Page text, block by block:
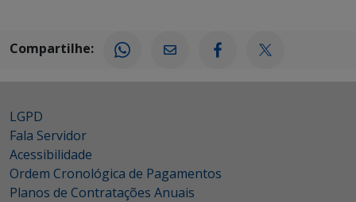
Compartilhe:
LGPD
Fala Servidor
Acessibilidade
Ordem Cronológica de Pagamentos
Planos de Contratações Anuais